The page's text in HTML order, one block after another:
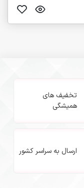
تخفیف های
همیشگی
ارسال به سراسر کشور